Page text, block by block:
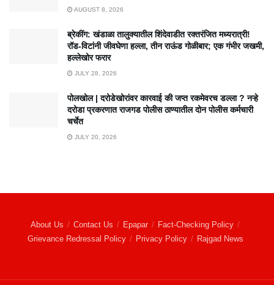
AUGUST 8, 2026
ब्रेकींग: खंडाळा तालुक्यातील शिंदेवाडीत रक्तरंजित मध्यरात्री!
रॉड-विटांनी जीवघेणा हल्ला, तीन राऊंड गोळीबार; एक गंभीर जखमी,
हल्लेखोर फरार
JULY 28, 2026
पोलखोल | दरोडेखोरांवर कारवाई की जप्त रकमेवरच डल्ला ? नऱ्हे
दरोडा प्रकरणात राजगड पोलीस ठाण्यातील दोन पोलीस कर्मचारी
चर्चेत
JULY 20, 2026
About Us Contact Us Epapar
Fact-Checking Policy
Grievance Redressal Policy
Privacy Policy Rajgad News